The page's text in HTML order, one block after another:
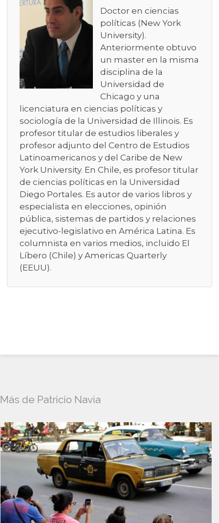
Doctor en ciencias
políticas (New York
University).
Anteriormente obtuvo
un master en la misma
disciplina de la
Universidad de
Chicago y una
licenciatura en ciencias políticas y
sociología de la Universidad de Illinois. Es
profesor titular de estudios liberales y
profesor adjunto del Centro de Estudios
Latinoamericanos y del Caribe de New
York University. En Chile, es profesor titular
de ciencias políticas en la Universidad
Diego Portales. Es autor de varios libros y
especialista en elecciones, opinión
pública, sistemas de partidos y relaciones
ejecutivo-legislativo en América Latina. Es
columnista en varios medios, incluido El
Líbero (Chile) y Americas Quarterly
(EEUU).
Más de Patricio Navia